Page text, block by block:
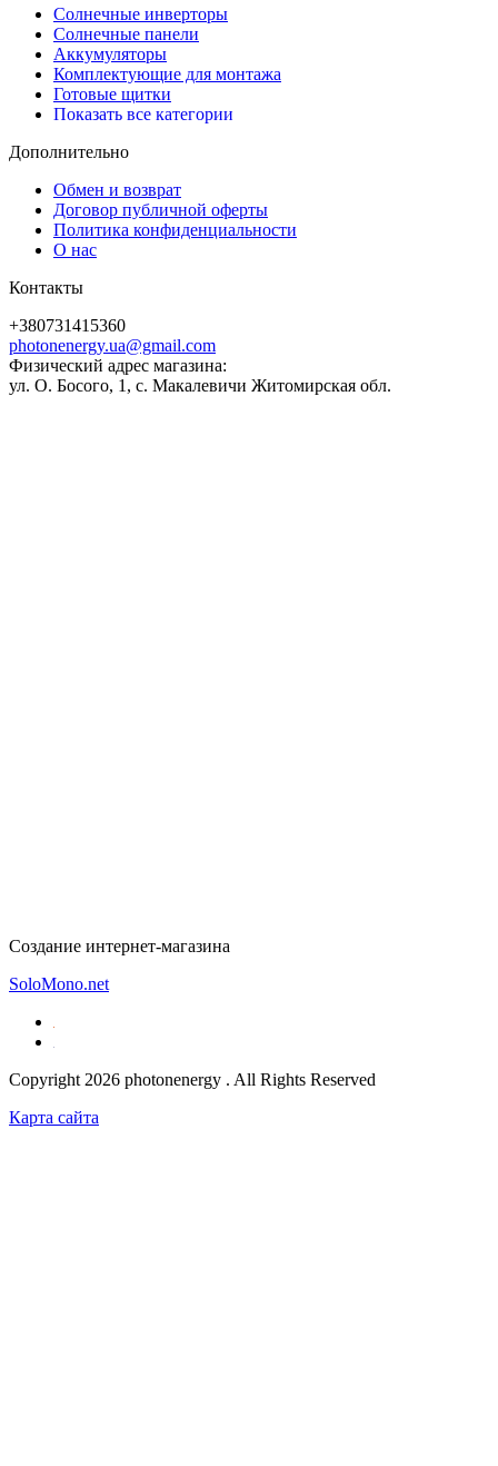
Солнечные инверторы
Солнечные панели
Аккумуляторы
Комплектующие для монтажа
Готовые щитки
Показать все категории
Дополнительно
Обмен и возврат
Договор публичной оферты
Политика конфиденциальности
О нас
Контакты
+380731415360
photonenergy.ua@gmail.com
Физический адрес магазина:
ул. О. Босого, 1, с. Макалевичи Житомирская обл.
Создание интернет-магазина
SoloMono.net
Copyright 2026 photonenergy . All Rights Reserved
Карта сайта